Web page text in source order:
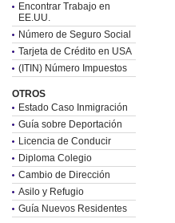
Encontrar Trabajo en
EE.UU.
Número de Seguro Social
Tarjeta de Crédito en USA
(ITIN) Número Impuestos
OTROS
Estado Caso Inmigración
Guía sobre Deportación
Licencia de Conducir
Diploma Colegio
Cambio de Dirección
Asilo y Refugio
Guía Nuevos Residentes